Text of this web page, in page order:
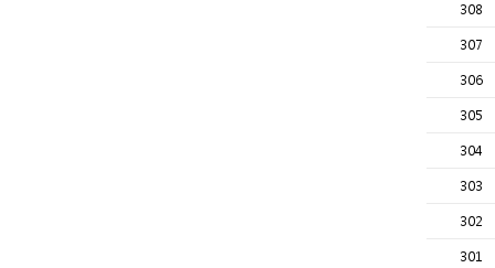
308
307
306
305
304
303
302
301